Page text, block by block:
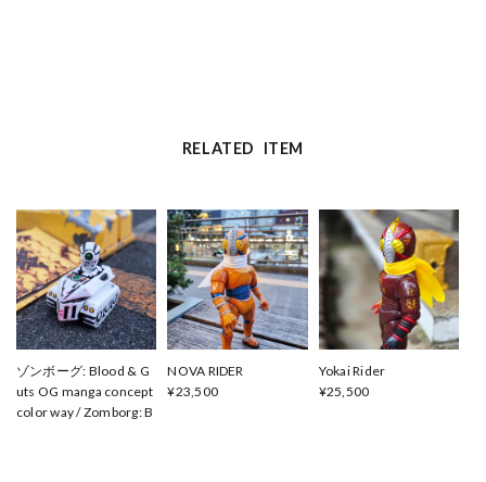
RELATED ITEM
ゾンボーグ: Blood & G
uts OG manga concept
color way / Zomborg: B
NOVA RIDER
¥23,500
Yokai Rider
¥25,500